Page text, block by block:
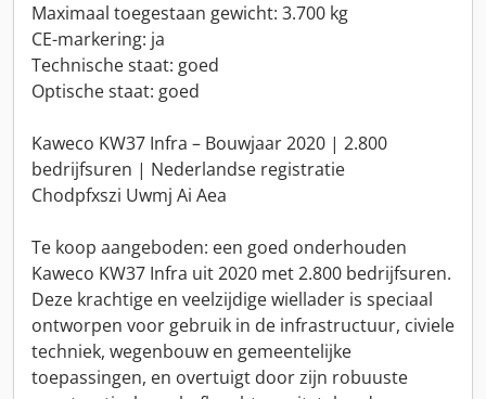
Maximaal toegestaan gewicht: 3.700 kg
CE-markering: ja
Technische staat: goed
Optische staat: goed
Kaweco KW37 Infra – Bouwjaar 2020 | 2.800
bedrijfsuren | Nederlandse registratie
Chodpfxszi Uwmj Ai Aea
Te koop aangeboden: een goed onderhouden
Kaweco KW37 Infra uit 2020 met 2.800 bedrijfsuren.
Deze krachtige en veelzijdige wiellader is speciaal
ontworpen voor gebruik in de infrastructuur, civiele
techniek, wegenbouw en gemeentelijke
toepassingen, en overtuigt door zijn robuuste